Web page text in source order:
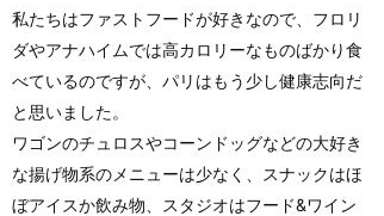
私たちはファストフードが好きなので、フロリ
ダやアナハイムでは高カロリーなものばかり食
べているのですが、パリはもう少し健康志向だ
と思いました。
ワゴンのチュロスやコーンドッグなどの大好き
な揚げ物系のメニューは少なく、スナックはほ
ぼアイスか飲み物、スタジオはフード&ワイン